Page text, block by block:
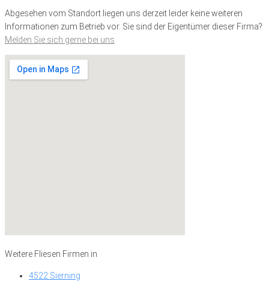
Abgesehen vom Standort liegen uns derzeit leider keine weiteren
Informationen zum Betrieb vor. Sie sind der Eigentümer dieser Firma?
Melden Sie sich gerne bei uns
Weitere Fliesen Firmen in
4522 Sierning